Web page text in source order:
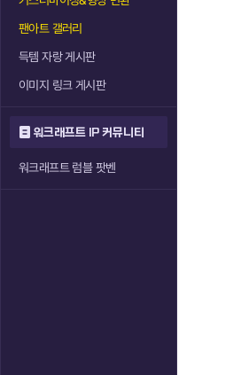
팬아트 갤러리
득템 자랑 게시판
이미지 링크 게시판
워크래프트 IP 커뮤니티
워크래프트 럼블 팟벤